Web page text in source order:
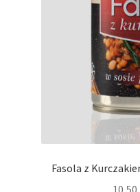
Fasola z
10,50